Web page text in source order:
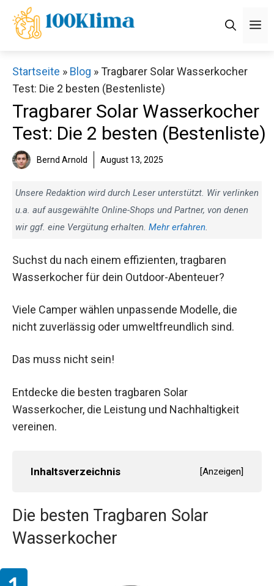
Inhalt
springen
Startseite » Blog »Tragbarer Solar Wasserkocher
Test: Die 2 besten (Bestenliste)
Tragbarer Solar Wasserkocher
Test: Die 2 besten (Bestenliste)
Bernd Arnold August 13, 2025
Unsere Redaktion wird durch Leser unterstützt. Wir verlinken
u.a. auf ausgewählte Online-Shops und Partner, von denen
wir ggf. eine Vergütung erhalten. Mehr erfahren.
Suchst du nach einem effizienten, tragbaren
Wasserkocher für dein Outdoor-Abenteuer?
Viele Camper wählen unpassende Modelle, die
nicht zuverlässig oder umweltfreundlich sind.
Das muss nicht sein!
Entdecke die besten tragbaren Solar
Wasserkocher, die Leistung und Nachhaltigkeit
vereinen.
Inhaltsverzeichnis [Anzeigen]
Die besten Tragbaren Solar
Wasserkocher